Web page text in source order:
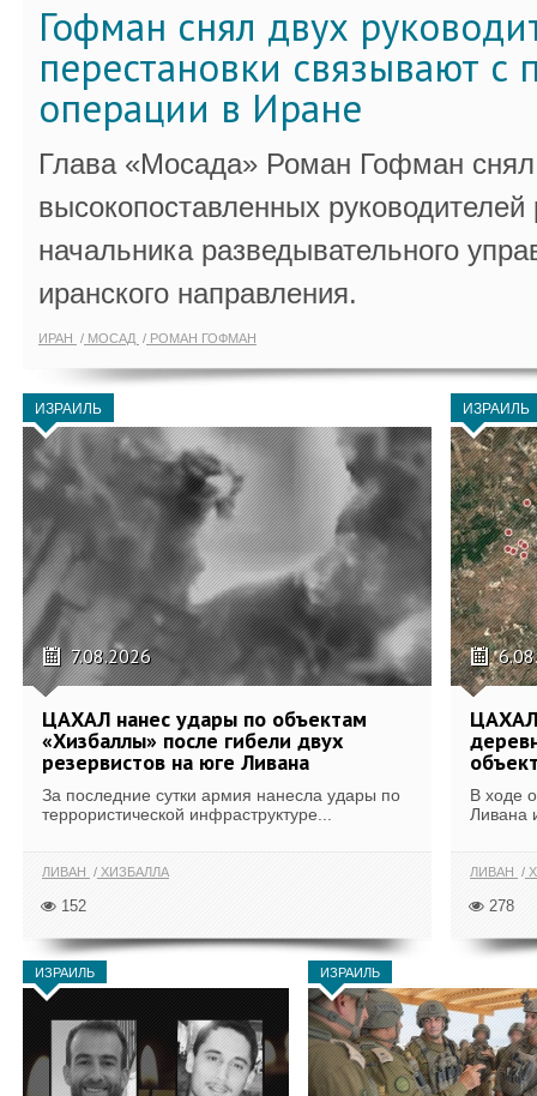
Гофман снял двух
перестановки связывают с
операции в Иране
Глава «Мосада» Роман Гофман снял
высокопоставленных
начальника разведывательного
иранского направления.
ИРАН МОСАД РОМАН ГОФМАН
ИЗРАИЛЬ
7.08.2026
ЦАХАЛ нанес удары по объектам
«Хизбаллы» после гибели двух
резервистов на юге Ливана
За последние сутки армия нанесла удары по
террористической инфраструктуре...
ЛИВАН ХИЗБАЛЛА
152
ИЗРАИЛЬ
В ходе
Ливана
ЛИВАН
278
ИЗРАИЛЬ ИЗРАИЛЬ